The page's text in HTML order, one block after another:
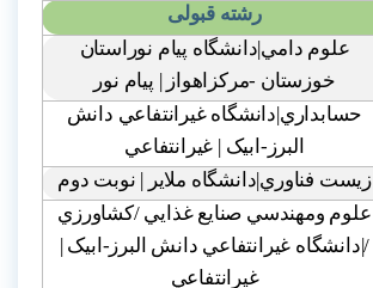
رشته قبولی
علوم دامي|دانشگاه پيام نوراستان
خوزستان -مرکزاهواز | پيام نور
حسابداري|دانشگاه غيرانتفاعي دانش
البرز-ابيک | غيرانتفاعي
زيست فناوري|دانشگاه ملاير | نوبت دوم
علوم ومهندسي صنايع غذايي /کشاورزي
/|دانشگاه غيرانتفاعي دانش البرز-ابيک |
غيرانتفاعي